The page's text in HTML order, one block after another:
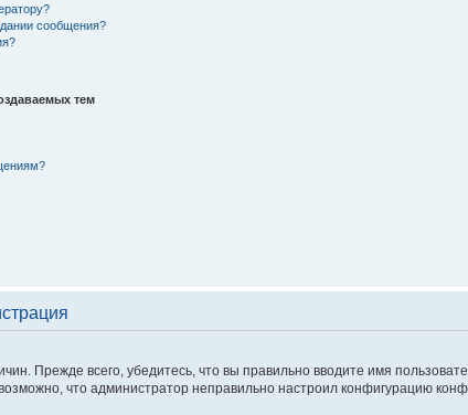
сообщения?
тем
Прежде всего, убедитесь, что вы правильно вводите имя
что администратор неправильно настроил конфигурацию